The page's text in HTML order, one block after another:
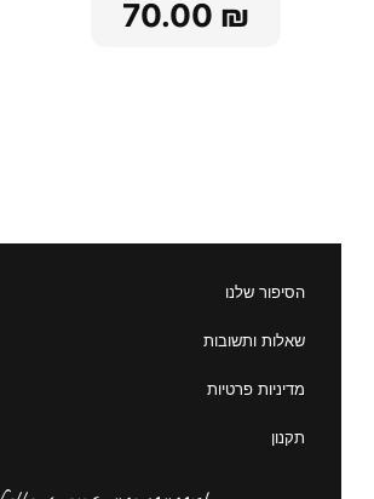
70.00 ₪
הסיפור שלנו
שאלות ותשובות
מדיניות פרטיות
תקנון